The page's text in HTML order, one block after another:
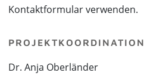
Kontaktformular verwenden.
PROJEKTKOORDINATION
Dr. Anja Oberländer